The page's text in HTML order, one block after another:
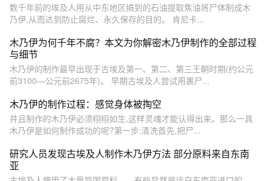
数千年前的埃及人用从中东地区搞到的石油提取焦油将尸体制成木
乃伊,从而达到防止腐烂、永久保存的目的。 肯尼卡...
木乃伊为何千年不腐？本文为你解密木乃伊制作的全部过程
与细节
木乃伊的制作最早出现于古埃及第一、第二、第三王朝时期(约公元
前3100—公元前2675年)。 早期古埃及人尝试用裹尸...
木乃伊的制作过程：感觉身体被掏空
并且制作的木乃伊必须栩栩如生,这样灵魂才能认得出来。那么一具
木乃伊是如何制作成功的呢?第一步:清洗首先,把尸...
研究人员发现古埃及人制作木乃伊方法 部分原料来自东南
亚